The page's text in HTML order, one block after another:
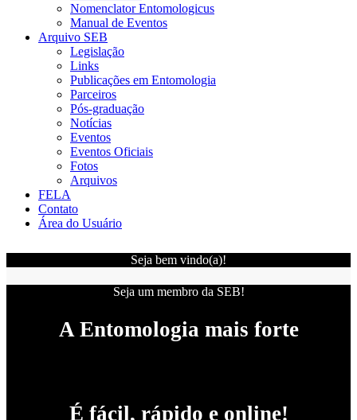
Nomenclator Entomologicus
Manual de Eventos
Arquivo SEB
Legislação
Links
Publicações em Entomologia
Parceiros
Pós-graduação
Notícias
Eventos
Eventos Oficiais
Fotos
Arquivos
FELA
Contato
Área do Usuário
Seja bem vindo(a)!
Seja um membro da SEB!
A Entomologia mais forte
É fácil, rápido e online!